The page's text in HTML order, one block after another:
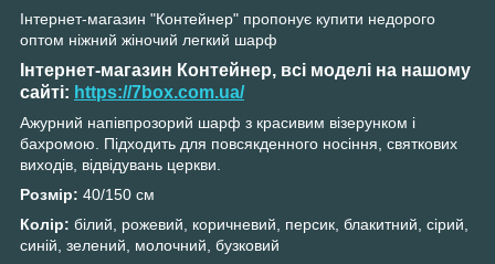
Інтернет-магазин "Контейнер" пропонує купити недорого
оптом ніжний жіночий легкий шарф
Інтернет-магазин Контейнер, всі моделі на нашому
сайті: https://7box.com.ua/
Ажурний напівпрозорий шарф з красивим візерунком і
бахромою. Підходить для повсякденного носіння, святкових
виходів, відвідувань церкви.
Розмір: 40/150 см
Колір: білий, рожевий, коричневий, персик, блакитний, сірий,
синій, зелений, молочний, бузковий